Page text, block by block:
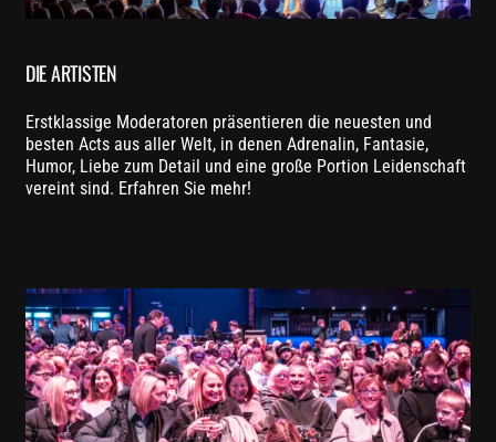
DIE ARTISTEN
Erstklassige Moderatoren präsentieren die neuesten und
besten Acts aus aller Welt, in denen Adrenalin, Fantasie,
Humor, Liebe zum Detail und eine große Portion Leidenschaft
vereint sind. Erfahren Sie mehr!